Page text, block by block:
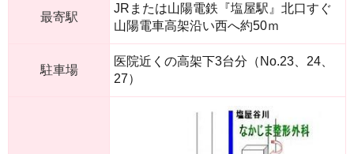
最寄駅
JRまたは山陽電鉄『塩屋駅』北口すぐ
山陽電車高架沿い西へ約50ｍ
駐車場
医院近くの高架下3台分（No.23、24、
27）